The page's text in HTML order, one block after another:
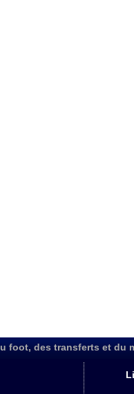
foot, des transferts et du